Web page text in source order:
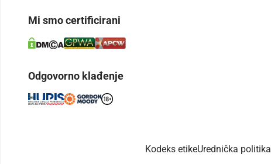
Mi smo certificirani
Odgovorno klađenje
Kodeks etikeUrednička politika